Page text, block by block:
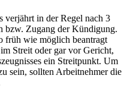
verjährt in der Regel nach 3
bzw. Zugang der Kündigung.
früh wie möglich beantragt
Streit oder gar vor Gericht,
ein Streitpunkt. Um
sein, sollten Arbeitnehmer die